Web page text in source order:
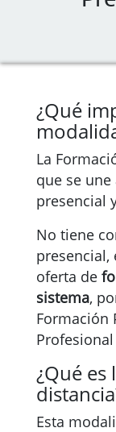
¿Qué
La
que se
presencial
No tiene
presencial,
oferta de
sistema,
Formación
¿Qué
Esta